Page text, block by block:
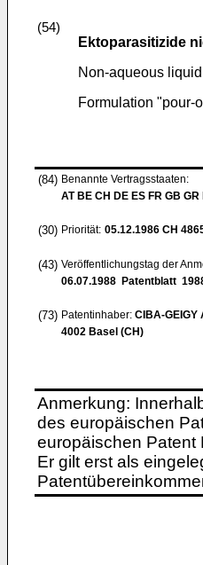
(54)
Ektoparasitizide
Non-aqueous
Formulation "pour-
(84) Benannte Vertragsstaaten:
AT BE CH DE ES FR GB GR
(30) Priorität: 05.12.1986 CH
(43) Veröffentlichungstag der
06.07.1988 Patentblatt
(73) Patentinhaber: CIBA-GEIGY
4002 Basel (CH)
Anmerkung:
des europäischen
europäischen Patent
Er gilt erst als